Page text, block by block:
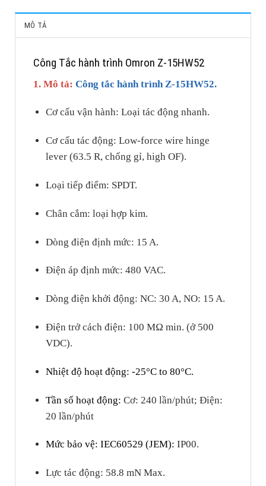
MÔ TẢ
Công Tắc hành trình Omron Z-15HW52
1. Mô tả: Công tắc hành trình Z-15HW52.
Cơ cấu vận hành: Loại tác động nhanh.
Cơ cấu tác động: Low-force wire hinge
lever (63.5 R, chống gỉ, high OF).
Loại tiếp điểm: SPDT.
Chân cắm: loại hợp kim.
Dòng điện định mức: 15 A.
Điện áp định mức: 480 VAC.
Dòng điện khởi động: NC: 30 A, NO: 15 A.
Điện trở cách điện: 100 MΩ min. (ở 500
VDC).
Nhiệt độ hoạt động: -25°C to 80°C.
Tần số hoạt động: Cơ: 240 lần/phút; Điện:
20 lần/phút
Mức bảo vệ: IEC60529 (JEM): IP00.
Lực tác động: 58.8 mN Max.